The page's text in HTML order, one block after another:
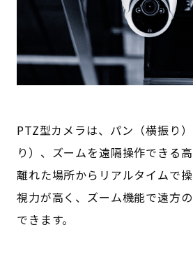
PTZ型カメラは、パン（横振り
り）、ズームを遠隔操作できる高
離れた場所からリアルタイムで
視力が高く、ズーム機能で遠方
できます。